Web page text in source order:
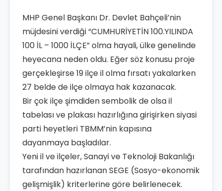
MHP Genel Başkanı Dr. Devlet Bahçeli’nin
müjdesini verdiği “CUMHURİYETİN 100.YILINDA
100 İL – 1000 İLÇE” olma hayali, ülke genelinde
heyecana neden oldu. Eğer söz konusu proje
gerçekleşirse 19 ilçe il olma fırsatı yakalarken
27 belde de ilçe olmaya hak kazanacak.
Bir çok ilçe şimdiden sembolik de olsa il
tabelası ve plakası hazırlığına girişirken siyasi
parti heyetleri TBMM’nin kapısına
dayanmaya başladılar.
Yeni il ve ilçeler, Sanayi ve Teknoloji Bakanlığı
tarafından hazırlanan SEGE (Sosyo-ekonomik
gelişmişlik) kriterlerine göre belirlenecek.